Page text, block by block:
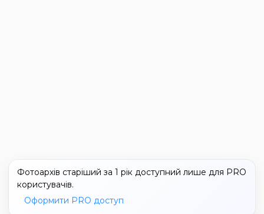
Фотоархів старіший за 1 рік доступний лише для PRO
користувачів.
Оформити PRO доступ